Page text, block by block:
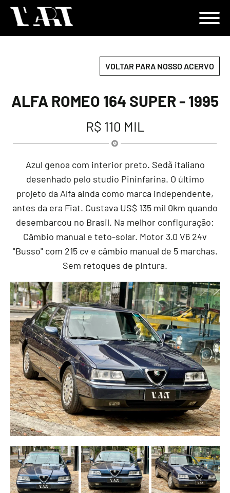
VOLTAR PARA NOSSO ACERVO
ALFA ROMEO 164 SUPER - 1995
R$ 110 MIL
Azul genoa com interior preto. Sedã italiano
desenhado pelo studio Pininfarina. O último
projeto da Alfa ainda como marca independente,
antes da era Fiat. Custava US$ 135 mil 0km quando
desembarcou no Brasil. Na melhor configuração:
Câmbio manual e teto-solar. Motor 3.0 V6 24v
"Busso" com 215 cv e câmbio manual de 5 marchas.
Sem retoques de pintura.